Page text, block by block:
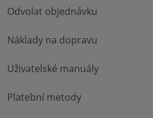
Odvolat objednávku
Náklady na dopravu
Uživatelské manuály
Platební metody